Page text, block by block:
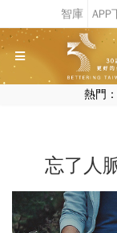
熱門：
忘了人